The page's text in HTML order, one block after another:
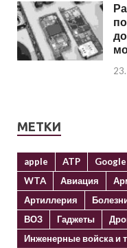
МЕТКИ
apple ATP Google
WTA
Авиация
Артиллерия
ВОЗ
Гаджеты
Инженерные войска и